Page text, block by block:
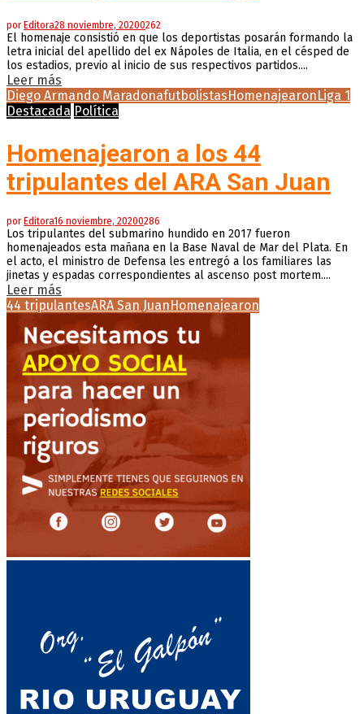
porEditora28 noviembre, 20200262
El homenaje consistió en que los deportistas posarán formando la
letra inicial del apellido del ex Nápoles de Italia, en el césped de
los estadios, previo al inicio de sus respectivos partidos....
Leer más
Diego Armando MaradonafutbolistasHomenajearonLiga 1
Destacada Política
Homenajearon a los 44
tripulantes del ARA San Juan
por Editora16 noviembre, 20200286
Los tripulantes del submarino hundido en 2017 fueron
homenajeados esta mañana en la Base Naval de Mar del Plata. En
el acto, el ministro de Defensa les entregó a los familiares las
jinetas y espadas correspondientes al ascenso post mortem....
Leer más
44 tripulantesARA San Juan Homenajearon